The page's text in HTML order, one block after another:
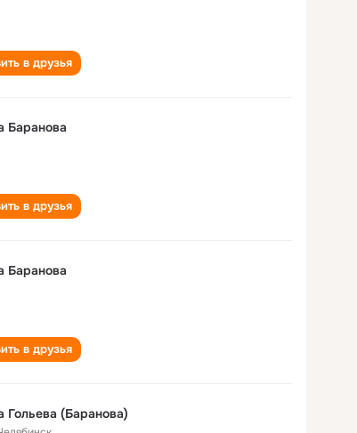
в друзья
Баранова
в друзья
Баранова
в друзья
Гольева (Баранова)